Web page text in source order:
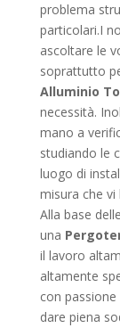
problema
particolari.I
ascoltare le
soprattutto
Alluminio
necessità.
mano a
studiando le
luogo di
misura che
Alla base
una
il lavoro
altamente
con
dare piena